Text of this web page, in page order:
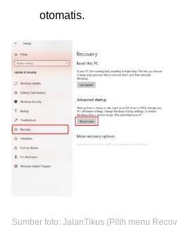
otomatis.
Sumber foto: JalanTikus (Pilih menu